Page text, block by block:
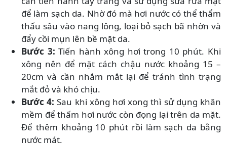
để làm sạch da. Nhờ đó mà hơi nước có thể thẩm
thấu sâu vào nang lông, loại bỏ sạch bã nhờn và
đẩy cồi mụn lên bề mặt da.
Bước 3: Tiến hành xông hơi trong 10 phút. Khi
xông nên để mặt cách chậu nước khoảng 15 –
20cm và cần nhắm mắt lại để tránh tình trạng
mắt đỏ và khó chịu.
Bước 4: Sau khi xông hơi xong thì sử dụng khăn
mềm để thấm hơi nước còn đọng lại trên da mặt.
Để thêm khoảng 10 phút rồi làm sạch da bằng
nước mát.